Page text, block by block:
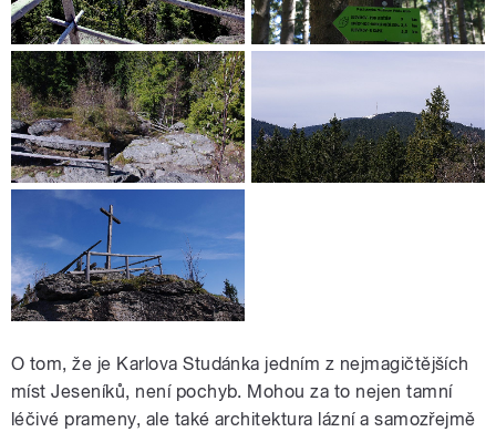
O tom, že je Karlova Studánka jedním z nejmagičtějších
míst Jeseníků, není pochyb. Mohou za to nejen tamní
léčivé prameny, ale také architektura lázní a samozřejmě